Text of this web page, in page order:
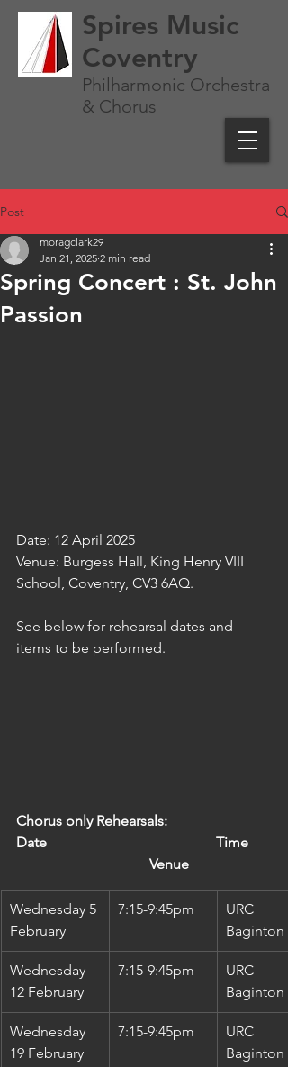
Spires Music
Coventry
Philharmonic Orchestra
& Chorus
Post
Spring Concert : St. John
Passion
moragclark29
Jan 21, 2025 2 min read
Date: 12 April 2025
Venue: Burgess Hall, King Henry VIII
School, Coventry, CV3 6AQ.
See below for rehearsal dates and
items to be performed.
Chorus only Rehearsals:
Date                                               Time
                                     Venue
Wednesday 5
February
7:15-9:45pm
URC
Baginton
Wednesday
12 February
7:15-9:45pm
URC
Baginton
Wednesday
19 February
7:15-9:45pm
URC
Baginton